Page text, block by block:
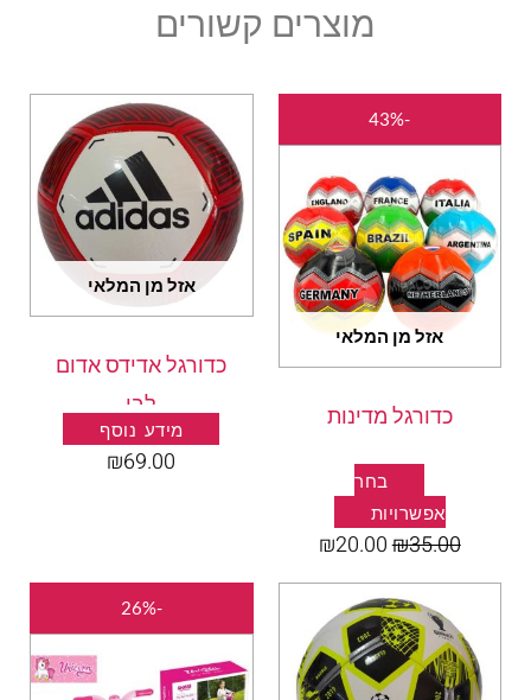
מוצרים קשורים
-43%
אזל מן המלאי
כדורגל מדינות
בחר
אפשרויות
זה
מספר
סוגים.
ניתן
לבחור
את
האפשרויות
המוצר
₪35.00
המחיר
המקורי
₪35.00.
₪20.00
₪20.00.
אזל מן המלאי
כדורגל אדידס אדום
לבן
מידע נוסף
₪69.00
-26%
המחיר
המקורי
₪210.00.
הוא: